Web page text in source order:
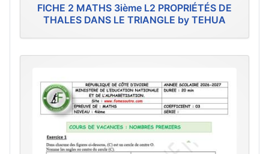
FICHE 2 MATHS 3ième L2 PROPRIÉTÉS DE
THALES DANS LE TRIANGLE by TEHUA